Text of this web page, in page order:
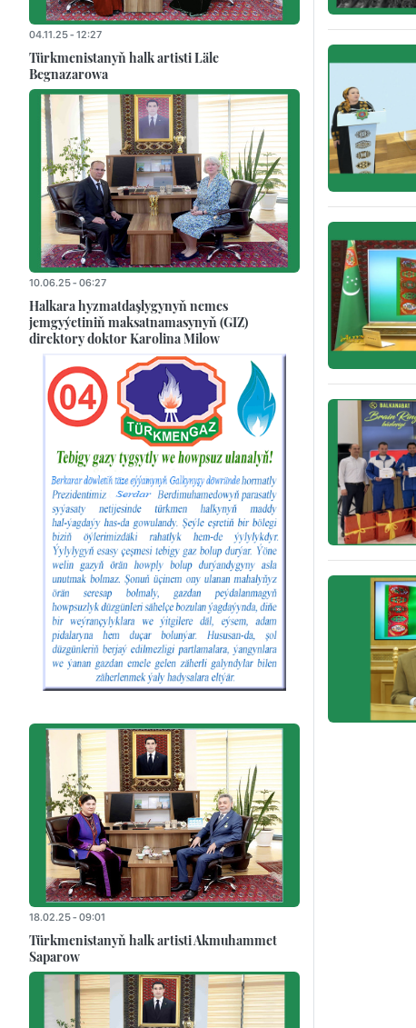
04.11.25 - 12:27
Türkmenistanyň halk artisti Läle
Begnazarowa
10.06.25 - 06:27
Halkara hyzmatdaşlygynyň nemes
jemgyýetiniň maksatnamasynyň (GIZ)
direktory doktor Karolina Milow
18.02.25 - 09:01
Türkmenistanyň halk artisti Akmuhammet
Saparow